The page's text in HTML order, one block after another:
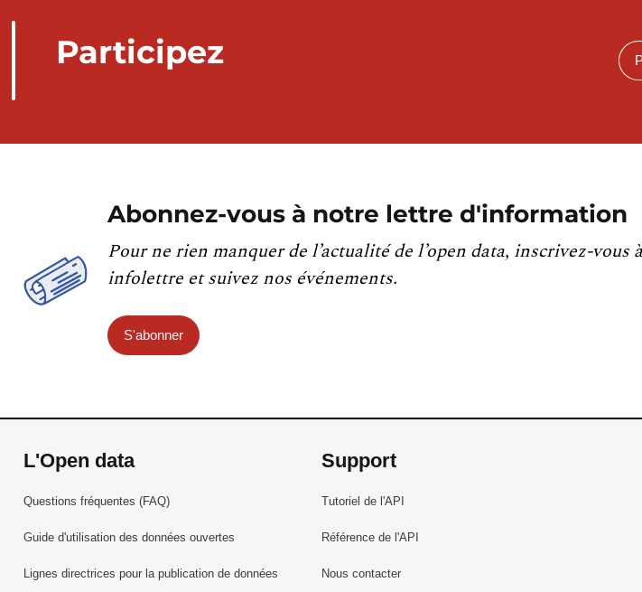
Participez
Abonnez-vous à notre lettre d'information
Pour ne rien manquer de l’actualité de l’open data, inscrivez-vous
infolettre et suivez nos événements.
S'abonner
L'Open data
Questions fréquentes (FAQ)
Guide d'utilisation des données ouvertes
Lignes directrices pour la publication de données
Support
Tutoriel de l'API
Référence de l'API
Nous contacter